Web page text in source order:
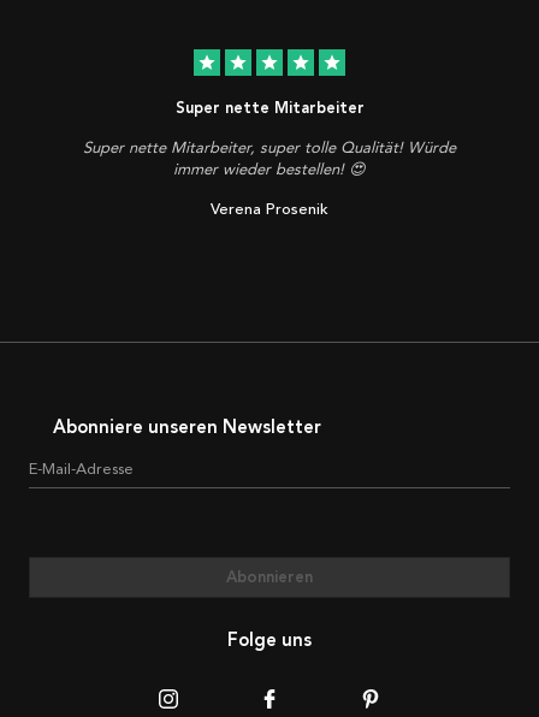
star star star star star
Super nette Mitarbeiter
Super nette Mitarbeiter, super tolle Qualität! Würde
immer wieder bestellen! 😍
Verena Prosenik
Abonniere unseren Newsletter
E-Mail-Adresse
Abonnieren
Folge uns